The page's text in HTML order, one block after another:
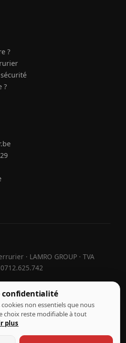
?
?
· LAMRO GROUP · TVA
parHebora
Hebora
d'utilisation
de confidentialité
les cookies
confidentialité
cookies non essentiels que nous
choix reste modifiable à tout
plus